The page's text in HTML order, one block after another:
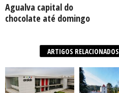
Agualva capital do
chocolate até domingo
ARTIGOS RELACIONADOS